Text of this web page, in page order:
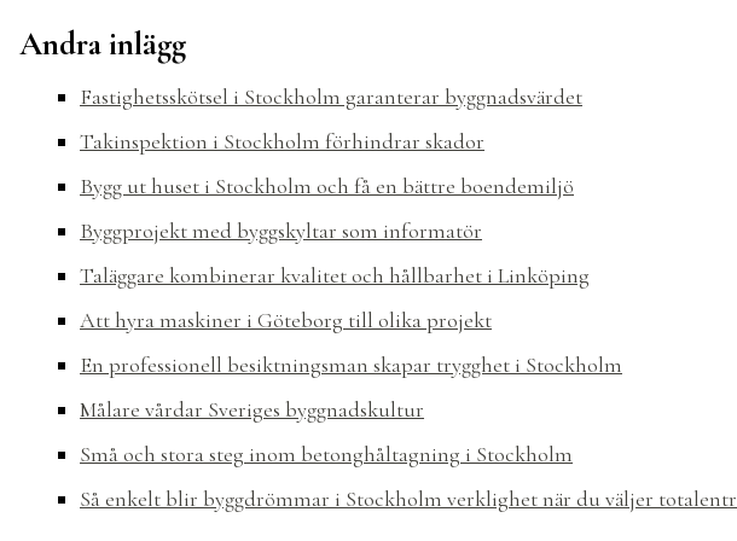
Andra inlägg
Fastighetsskötsel i Stockholm garanterar byggnadsvärdet
Takinspektion i Stockholm förhindrar skador
Bygg ut huset i Stockholm och få en bättre boendemiljö
Byggprojekt med byggskyltar som informatör
Taläggare kombinerar kvalitet och hållbarhet i Linköping
Att hyra maskiner i Göteborg till olika projekt
En professionell besiktningsman skapar trygghet i Stockholm
Målare vårdar Sveriges byggnadskultur
Små och stora steg inom betonghåltagning i Stockholm
Så enkelt blir byggdrömmar i Stockholm verklighet när du väljer